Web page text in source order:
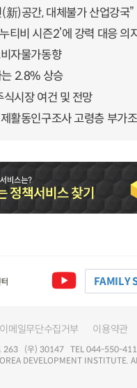
新)공간, 대체불가 산업강국”
티비 시즌2’에 강력 대응 의
자물가동향
2.8% 상승
시장 여건 및 전망
활동인구조사 고령층 부가
FAMILY
이메일무단수집거부 이용약관
263 (우) 30147 TEL 044-550-
DEVELOPMENT INSTITUTE.